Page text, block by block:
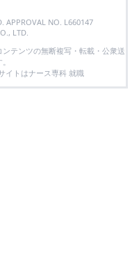
APPROVAL NO. L660147
LTD.
テンツの無断複写・転載・公衆送
イトはナース専科 就職